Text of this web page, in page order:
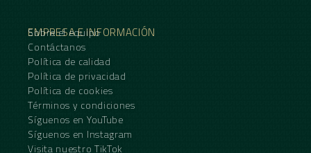
EMPRESA E INFORMACIÓN
Sobre el equipo
Contáctanos
Política de calidad
Política de privacidad
Política de cookies
Términos y condiciones
Síguenos en YouTube
Síguenos en Instagram
Visita nuestro TikTok